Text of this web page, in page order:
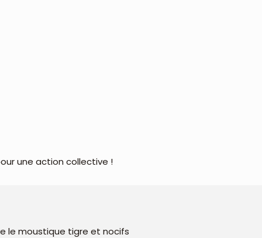
une action collective !
le moustique tigre et nocifs